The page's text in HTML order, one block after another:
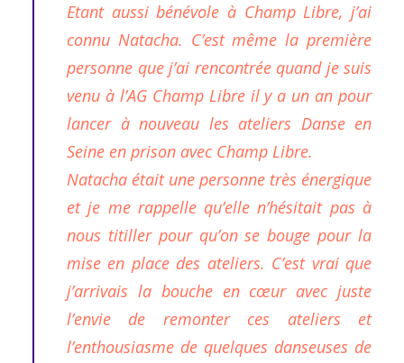
Etant aussi bénévole à Champ Libre, j’ai
connu Natacha. C’est même la première
personne que j’ai rencontrée quand je suis
venu à l’AG Champ Libre il y a un an pour
lancer à nouveau les ateliers Danse en
Seine en prison avec Champ Libre.
Natacha était une personne très énergique
et je me rappelle qu’elle n’hésitait pas à
nous titiller pour qu’on se bouge pour la
mise en place des ateliers. C’est vrai que
j’arrivais la bouche en cœur avec juste
l’envie de remonter ces ateliers et
l’enthousiasme de quelques danseuses de